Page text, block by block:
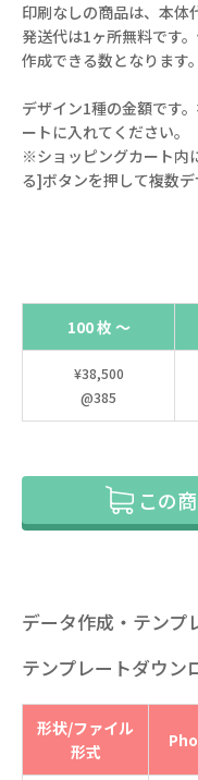
印刷なしの商品は、本体
発送代は1ヶ所無料です
作成できる数となります。
デザイン1種の金額です
ートに入れてください。
※ショッピングカート内
る]ボタンを押して複数デ
100 枚 ～
¥38,500
@385
この
データ作成・テンプ
テンプレートダウン
形状/ファイル
形式